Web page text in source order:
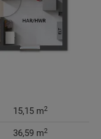
15,15 m2
36,59 m2